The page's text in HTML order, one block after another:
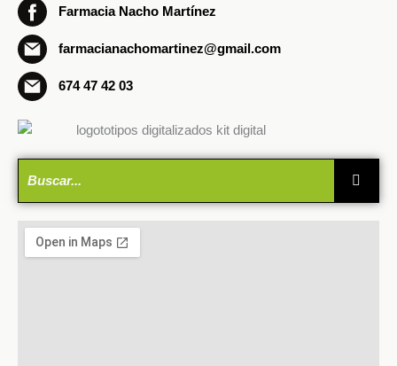
Farmacia Nacho Martínez
farmacianachomartinez@gmail.com
674 47 42 03